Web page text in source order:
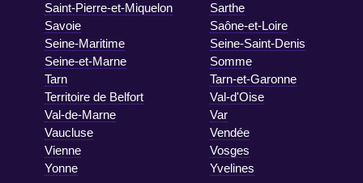
Saint-Pierre-et-Miquelon
Sarthe
Savoie
Saône-et-Loire
Seine-Maritime
Seine-Saint-Denis
Seine-et-Marne
Somme
Tarn
Tarn-et-Garonne
Territoire de Belfort
Val-d'Oise
Val-de-Marne
Var
Vaucluse
Vendée
Vienne
Vosges
Yonne
Yvelines